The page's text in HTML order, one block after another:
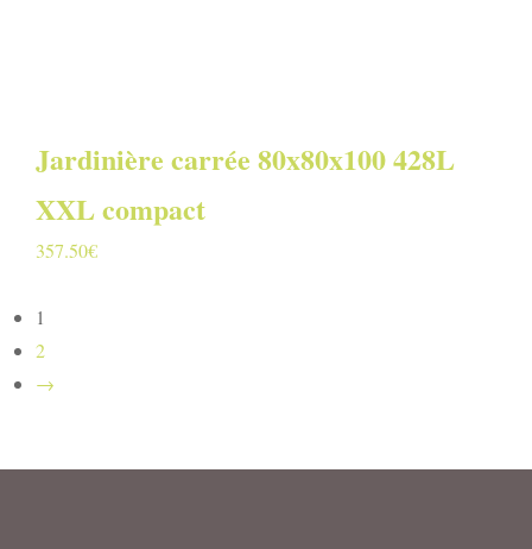
Jardinière carrée 80x80x100 428L
XXL compact
357.50€
1
2
→